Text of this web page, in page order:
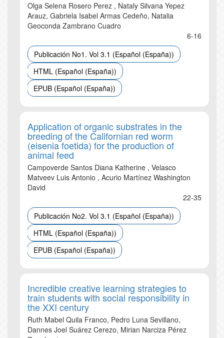
Olga Selena Rosero Perez , Nataly Silvana Yepez
Arauz, Gabriela Isabel Armas Cedeño, Natalia
Geoconda Zambrano Cuadro
6-16
Publicación No1. Vol 3.1 (Español (España))
HTML (Español (España))
EPUB (Español (España))
Application of organic substrates in the
breeding of the Californian red worm
(eisenia foetida) for the production of
animal feed
Campoverde Santos Diana Katherine , Velasco
Matveev Luis Antonio , Acurio Martínez Washington
David
22-35
Publicación No2. Vol 3.1 (Español (España))
HTML (Español (España))
EPUB (Español (España))
Incredible creative learning strategies to
train students with social responsibility in
the XXI century
Ruth Mabel Quila Franco, Pedro Luna Sevillano,
Dannes Joel Suárez Cerezo, Mirian Narciza Pérez